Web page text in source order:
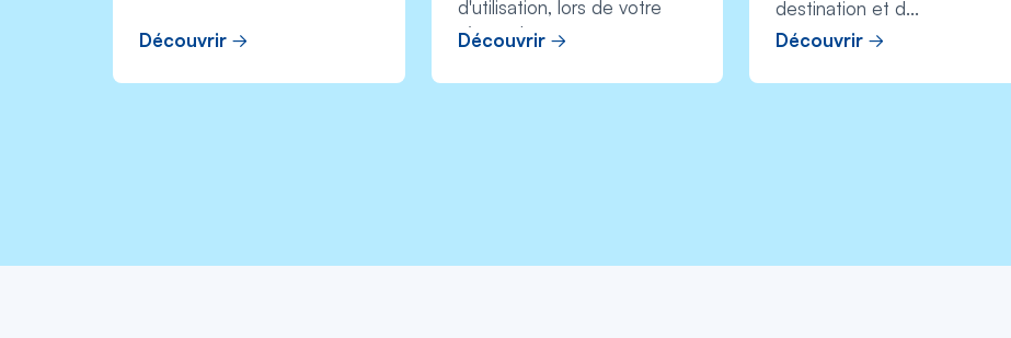
Découvrir
d'utilisation, lors de votre
réservat...
Découvrir
destination et d...
Découvrir